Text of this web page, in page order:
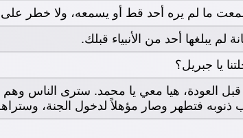
ما لم يره أحد قط أو يسمعه، ولا خطر
لم يبلغها أحد من الأنبياء قبلك.
يا جبريل؟
العودة، هيا معي يا محمد. سترى الناس وهم
فتطهر وصار مؤهلاً لدخول الجنة،